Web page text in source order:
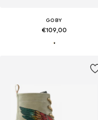
GOBY
€109,00